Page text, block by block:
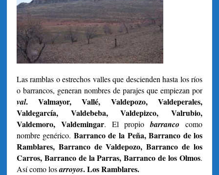
Las ramblas o estrechos valles que descienden hasta los ríos
o barrancos, generan nombres de parajes que empiezan por
val. Valmayor, Vallé, Valdepozo, Valdeperales,
Valdegarcía, Valdebeba, Valdepizco, Valrubio,
Valdemoro, Valdemingar. El propiobarranco como
nombre genérico. Barranco de la Peña, Barranco de los
Ramblares, Barranco de Valdepozo, Barranco de los
Carros, Barranco de la Parras, Barranco de los Olmos.
Así como losarroyos. Los Ramblares.